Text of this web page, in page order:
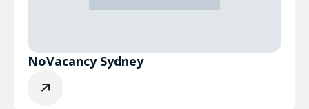
NoVacancy Sydney